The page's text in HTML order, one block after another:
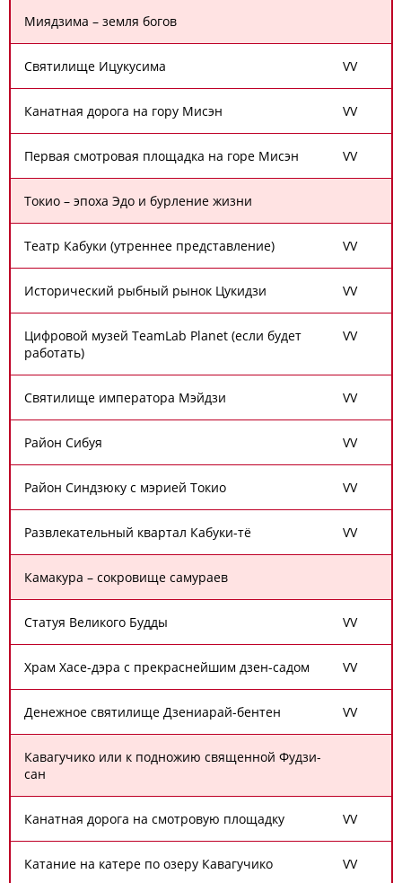
Миядзима – земля богов
Святилище Ицукусима VV
Канатная дорога на гору Мисэн VV
Первая смотровая площадка на горе Мисэн VV
Токио – эпоха Эдо и бурление жизни
Театр Кабуки (утреннее представление) VV
Исторический рыбный рынок Цукидзи VV
Цифровой музей TeamLab Planet (если будет
работать)
VV
Святилище императора Мэйдзи VV
Район Сибуя VV
Район Синдзюку с мэрией Токио VV
Развлекательный квартал Кабуки-тё VV
Камакура – сокровище самураев
Статуя Великого Будды VV
Храм Хасе-дэра с прекраснейшим дзен-садом VV
Денежное святилище Дзениарай-бентен VV
Кавагучико или к подножию священной Фудзи-
сан
Канатная дорога на смотровую площадку VV
Катание на катере по озеру Кавагучико VV